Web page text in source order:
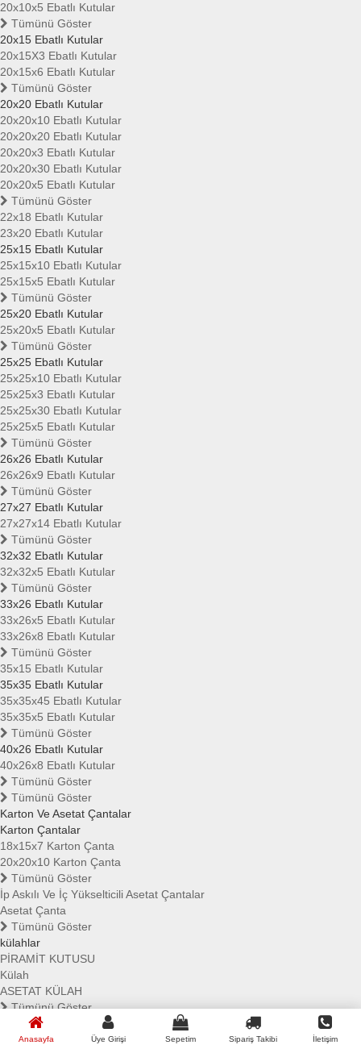
Anasayfa Üye Girişi Sepetim Sipariş Takibi İletişim
20x10x5 Ebatlı Kutular
Tümünü Göster
20x15 Ebatlı Kutular
20x15X3 Ebatlı Kutular
20x15x6 Ebatlı Kutular
Tümünü Göster
20x20 Ebatlı Kutular
20x20x10 Ebatlı Kutular
20x20x20 Ebatlı Kutular
20x20x3 Ebatlı Kutular
20x20x30 Ebatlı Kutular
20x20x5 Ebatlı Kutular
Tümünü Göster
22x18 Ebatlı Kutular
23x20 Ebatlı Kutular
25x15 Ebatlı Kutular
25x15x10 Ebatlı Kutular
25x15x5 Ebatlı Kutular
Tümünü Göster
25x20 Ebatlı Kutular
25x20x5 Ebatlı Kutular
Tümünü Göster
25x25 Ebatlı Kutular
25x25x10 Ebatlı Kutular
25x25x3 Ebatlı Kutular
25x25x30 Ebatlı Kutular
25x25x5 Ebatlı Kutular
Tümünü Göster
26x26 Ebatlı Kutular
26x26x9 Ebatlı Kutular
Tümünü Göster
27x27 Ebatlı Kutular
27x27x14 Ebatlı Kutular
Tümünü Göster
32x32 Ebatlı Kutular
32x32x5 Ebatlı Kutular
Tümünü Göster
33x26 Ebatlı Kutular
33x26x5 Ebatlı Kutular
33x26x8 Ebatlı Kutular
Tümünü Göster
35x15 Ebatlı Kutular
35x35 Ebatlı Kutular
35x35x45 Ebatlı Kutular
35x35x5 Ebatlı Kutular
Tümünü Göster
40x26 Ebatlı Kutular
40x26x8 Ebatlı Kutular
Tümünü Göster
Tümünü Göster
Karton Ve Asetat Çantalar
Karton Çantalar
18x15x7 Karton Çanta
20x20x10 Karton Çanta
Tümünü Göster
İp Askılı Ve İç Yükselticili Asetat Çantalar
Asetat Çanta
Tümünü Göster
külahlar
PİRAMİT KUTUSU
Külah
ASETAT KÜLAH
Tümünü Göster
Sepetinizde ürün bulunmamaktadır